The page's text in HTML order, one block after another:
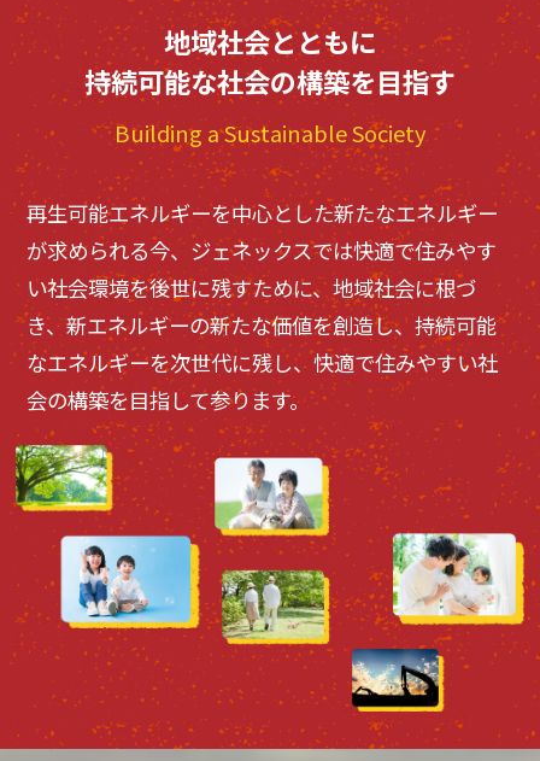
地域社会とともに
持続可能な社会の構築を目指す
Building a Sustainable Society
再生可能エネルギーを中心とした新たなエネルギー
が求められる今、 ジェネックスでは快適で住みやす
い社会環境を後世に残すために、地域社会に根づ
き、新エネルギーの新たな価値を創造し、持続可能
なエネルギーを次世代に残し、快適で住みやすい社
会の構築を目指して参ります。